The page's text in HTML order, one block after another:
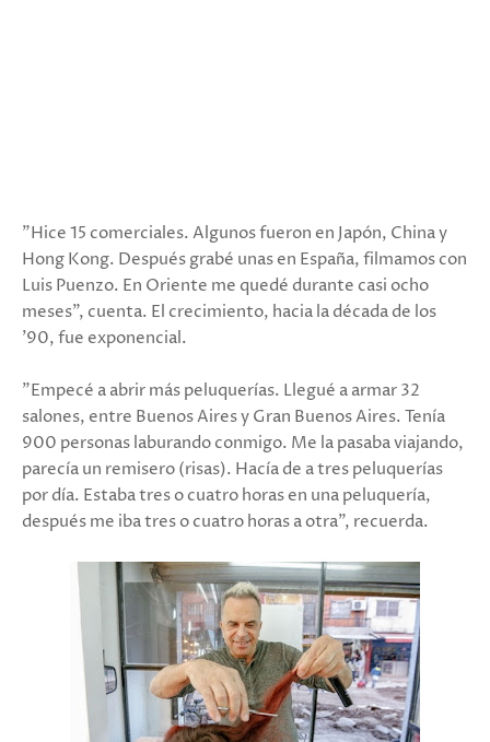
"Hice 15 comerciales. Algunos fueron en Japón, China y
Hong Kong. Después grabé unas en España, filmamos con
Luis Puenzo. En Oriente me quedé durante casi ocho
meses", cuenta. El crecimiento, hacia la década de los
'90, fue exponencial.
"Empecé a abrir más peluquerías. Llegué a armar 32
salones, entre Buenos Aires y Gran Buenos Aires. Tenía
900 personas laburando conmigo. Me la pasaba viajando,
parecía un remisero (risas). Hacía de a tres peluquerías
por día. Estaba tres o cuatro horas en una peluquería,
después me iba tres o cuatro horas a otra", recuerda.